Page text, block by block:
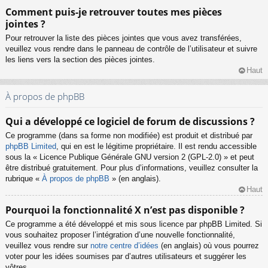
Comment puis-je retrouver toutes mes pièces
jointes ?
Pour retrouver la liste des pièces jointes que vous avez transférées,
veuillez vous rendre dans le panneau de contrôle de l’utilisateur et suivre
les liens vers la section des pièces jointes.
Haut
À propos de phpBB
Qui a développé ce logiciel de forum de discussions ?
Ce programme (dans sa forme non modifiée) est produit et distribué par
phpBB Limited, qui en est le légitime propriétaire. Il est rendu accessible
sous la « Licence Publique Générale GNU version 2 (GPL-2.0) » et peut
être distribué gratuitement. Pour plus d’informations, veuillez consulter la
rubrique « À propos de phpBB » (en anglais).
Haut
Pourquoi la fonctionnalité X n’est pas disponible ?
Ce programme a été développé et mis sous licence par phpBB Limited. Si
vous souhaitez proposer l’intégration d’une nouvelle fonctionnalité,
veuillez vous rendre sur notre centre d’idées (en anglais) où vous pourrez
voter pour les idées soumises par d’autres utilisateurs et suggérer les